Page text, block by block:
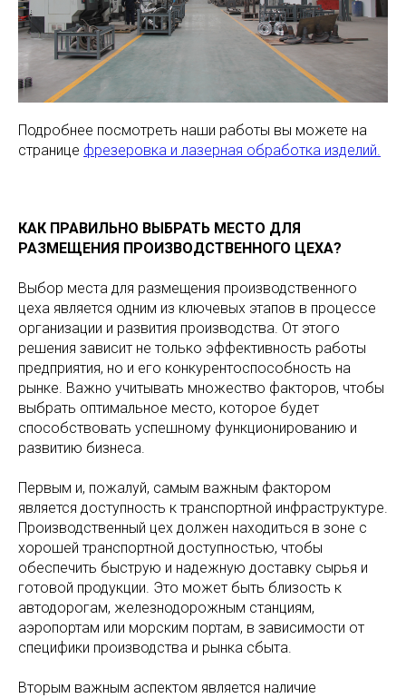
Подробнее посмотреть наши работы вы можете на
странице фрезеровка и лазерная обработка изделий.
КАК ПРАВИЛЬНО ВЫБРАТЬ МЕСТО ДЛЯ
РАЗМЕЩЕНИЯ ПРОИЗВОДСТВЕННОГО ЦЕХА?
Выбор места для размещения производственного
цеха является одним из ключевых этапов в процессе
организации и развития производства. От этого
решения зависит не только эффективность работы
предприятия, но и его конкурентоспособность на
рынке. Важно учитывать множество факторов, чтобы
выбрать оптимальное место, которое будет
способствовать успешному функционированию и
развитию бизнеса.
Первым и, пожалуй, самым важным фактором
является доступность к транспортной инфраструктуре.
Производственный цех должен находиться в зоне с
хорошей транспортной доступностью, чтобы
обеспечить быструю и надежную доставку сырья и
готовой продукции. Это может быть близость к
автодорогам, железнодорожным станциям,
аэропортам или морским портам, в зависимости от
специфики производства и рынка сбыта.
Вторым важным аспектом является наличие